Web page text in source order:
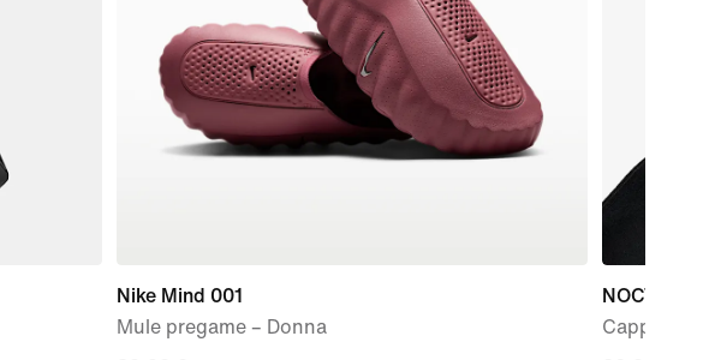
Nike Mind 001
Mule pregame – Donna
NOCTA
Cappello